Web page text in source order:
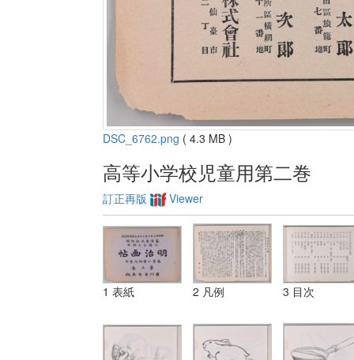
DSC_6762.png ( 4.3 MB )
高等小学校児童用第二巻
訂正再版 Viewer
1 表紙 2 凡例 3 目次